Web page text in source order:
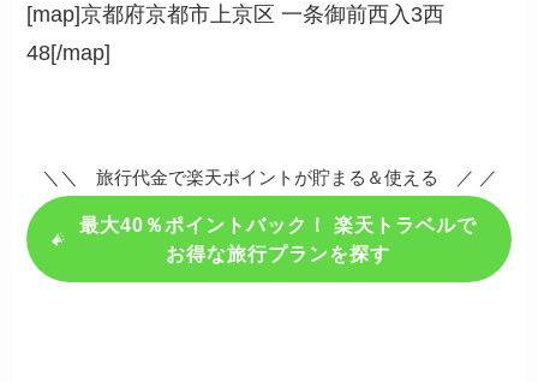
[map]京都府京都市上京区 一条御前西入3西
48[/map]
＼＼ 旅行代金で楽天ポイントが貯まる＆使える ／ ／
最大40％ポイントバック！ 楽天トラベルで
お得な旅行プランを探す